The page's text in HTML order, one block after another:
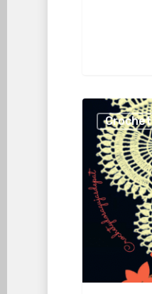
Carpeta
Centro
de
mesa
crochet
Crochet